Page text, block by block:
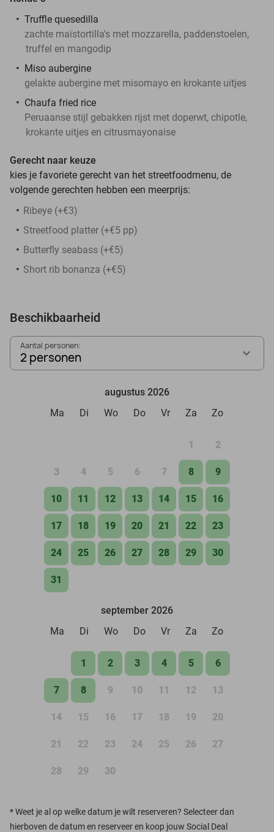
Truffle quesedilla
zachte maïstortilla's met mozzarella, paddenstoelen,
truffel en mangodip
Miso aubergine
gelakte aubergine met misomayo en krokante uitjes
Chaufa fried rice
Peruaanse stijl gebakken rijst met doperwt, chipotle,
krokante uitjes en citrusmayonaise
Gerecht naar keuze
kies je favoriete gerecht van het streetfoodmenu, de
volgende gerechten hebben een meerprijs:
Ribeye (+€3)
Streetfood platter (+€5 pp)
⁠Butterfly seabass (+€5)
Short rib bonanza (+€5)
Beschikbaarheid
Aantal personen:
2 personen
augustus 2026
Ma
Di Wo Do Vr Za Zo
1 2
3 4 5 6 7 8 9
10 11 12 13 14 15 16
17 18 19 20 21 22 23
24 25 26 27 28 29 30
31
september 2026
Ma
Di Wo Do Vr Za Zo
1 2 3 4 5 6
7 8 9 10 11 12 13
14 15 16 17 18 19 20
21 22 23 24 25 26 27
28 29 30
*Weet je al op welke datum je wilt reserveren? Selecteer dan
hierboven de datum en reserveer en koop jouw Social Deal